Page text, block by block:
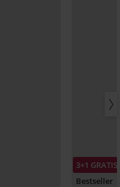
3+1 GRATIS
Bestseller